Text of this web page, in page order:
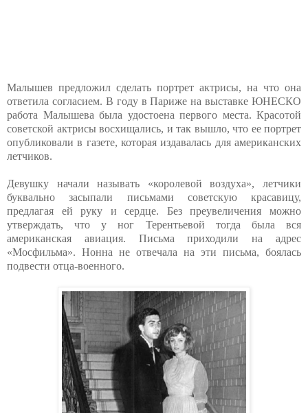
Малышев предложил сделать портрет актрисы, на что она
ответила согласием. В году в Париже на выставке ЮНЕСКО
работа Малышева была удостоена первого места. Красотой
советской актрисы восхищались, и так вышло, что ее портрет
опубликовали в газете, которая издавалась для американских
летчиков.
Девушку начали называть «королевой воздуха», летчики
буквально засыпали письмами советскую красавицу,
предлагая ей руку и сердце. Без преувеличения можно
утверждать, что у ног Терентьевой тогда была вся
американская авиация. Письма приходили на адрес
«Мосфильма». Нонна не отвечала на эти письма, боялась
подвести отца-военного.